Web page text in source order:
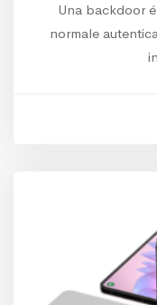
Una backdoor
normale